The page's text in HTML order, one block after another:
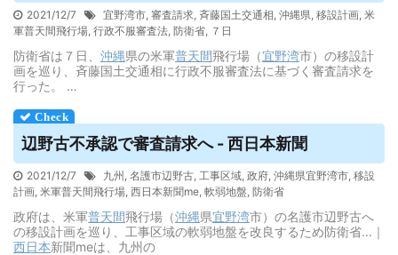
2021/12/7 宜野湾市, 審査請求, 斉藤国土交通相, 沖縄県, 移設計画, 米
軍普天間飛行場, 行政不服審査法, 防衛省, ７日
防衛省は７日、 沖縄県の米軍普天間飛行場（宜野湾市）の移設計
画を巡り、斉藤国土交通相に行政不服審査法に基づく審査請求を
行った。 …
辺野古不承認で審査請求へ - 西日本新聞
2021/12/7 九州 , 名護市辺野古, 工事区域, 政府, 沖縄県宜野湾市, 移設
計画, 米軍普天間飛行場, 西日本新聞me, 軟弱地盤, 防衛省
政府は、米軍普天間飛行場（沖縄県宜野湾市）の名護市辺野古へ
の移設計画を巡り、工事区域の軟弱地盤を改良するため防衛省...｜
西日本新聞meは、九州の